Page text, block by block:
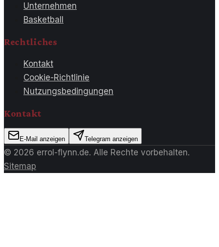
Unternehmen
Basketball
Rechtliches
Kontakt
Cookie-Richtlinie
Nutzungsbedingungen
Kontakt
E-Mail anzeigen Telegram anzeigen
© 2026 errol-flynn.de. Alle Rechte vorbehalten.
Sitemap